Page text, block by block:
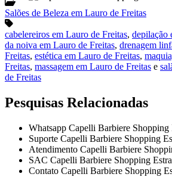
Salões de Beleza em Lauro de Freitas
cabelereiros em Lauro de Freitas, depilação
da noiva em Lauro de Freitas, drenagem
Freitas, estética em Lauro de Freitas,
Freitas, massagem em Lauro de Freitas e
de Freitas
Pesquisas Relacionadas
Whatsapp Capelli Barbiere Shopping
Suporte Capelli Barbiere Shopping
Atendimento Capelli Barbiere
SAC Capelli Barbiere Shopping
Contato Capelli Barbiere Shopping